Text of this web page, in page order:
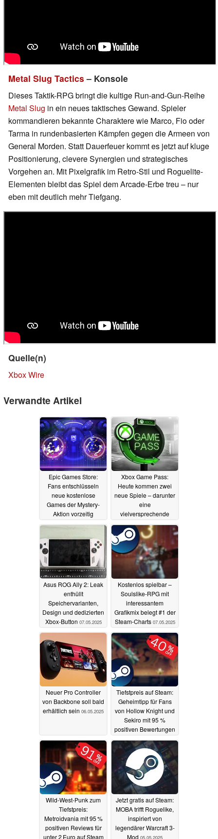
Metal Slug Tactics – Konsole
Dieses Taktik-RPG bringt die kultige Run-and-Gun-Reihe
Metal Slug in ein neues taktisches Gewand. Spieler
kommandieren bekannte Charaktere wie Marco, Fio oder
Tarma in rundenbasierten Kämpfen gegen die Armeen von
General Morden. Statt Dauerfeuer kommt es jetzt auf kluge
Positionierung, clevere Synergien und strategisches
Vorgehen an. Mit Pixelgrafik im Retro-Stil und Roguelite-
Elementen bleibt das Spiel dem Arcade-Erbe treu – nur
eben mit deutlich mehr Tiefgang.
Quelle(n)
Xbox Wire
Verwandte Artikel
Epic Games Store:
Fans entschlüsseln
neue kostenlose
Games der Mystery-
Aktion vorzeitig
10.05.2025
Xbox Game Pass:
Heute kommen zwei
neue Spiele – darunter
eine
vielversprechende
08.05.2025
Asus ROG Ally 2: Leak
enthüllt
Speichervarianten,
Design und dedizierten
Xbox-Button 07.05.2025
Kostenlos spielbar –
Soulslike-RPG mit
interessantem
Grafikmix belegt #1 der
Steam-Charts 07.05.2025
Neuer Pro Controller
von Backbone soll bald
erhältlich sein 06.05.2025
Tiefstpreis auf Steam:
Geheimtipp für Fans
von Hollow Knight und
Sekiro mit 95 %
positiven Bewertungen
06.05.2025
Wild-West-Punk zum
Tiefstpreis:
Metroidvania mit 95 %
positiven Reviews für
unter 2 Euro auf Steam
Jetzt gratis auf Steam:
MOBA trifft Roguelike,
inspiriert von
legendärer Warcraft 3-
Mod 05.05.2025